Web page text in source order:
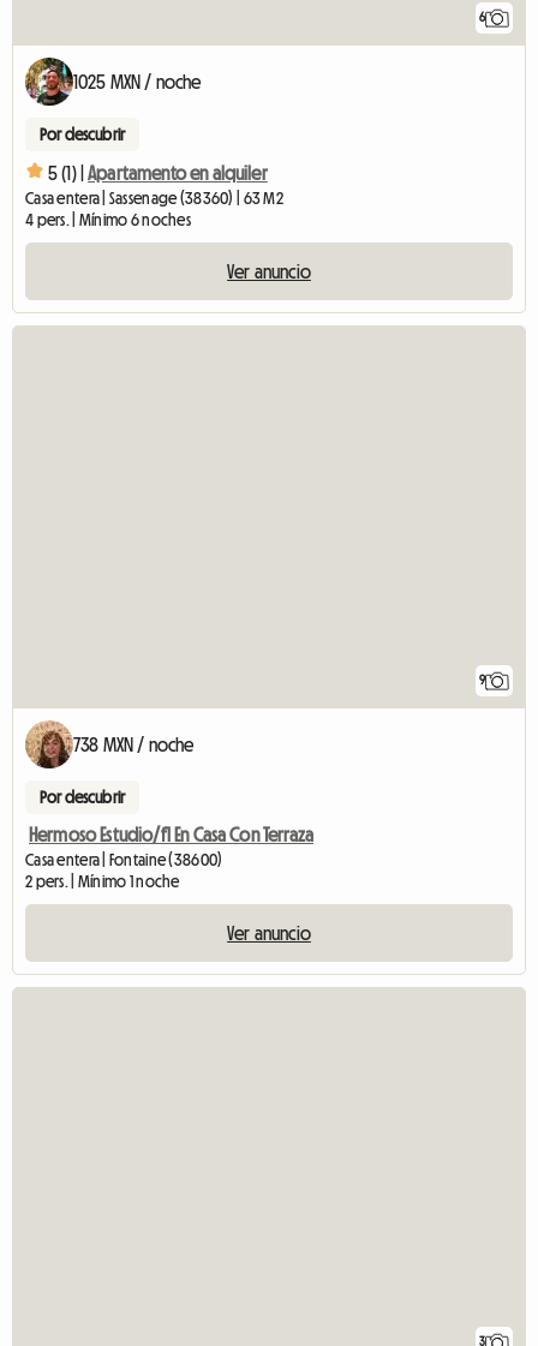
6
1025 MXN / noche
Por descubrir
5 (1) | Apartamento en alquiler
Casa entera | Sassenage (38360) | 63 M2
4 pers. | Mínimo 6 noches
Ver anuncio
9
738 MXN / noche
Por descubrir
Hermoso Estudio/f1 En Casa Con Terraza
Casa entera | Fontaine (38600)
2 pers. | Mínimo 1 noche
Ver anuncio
3